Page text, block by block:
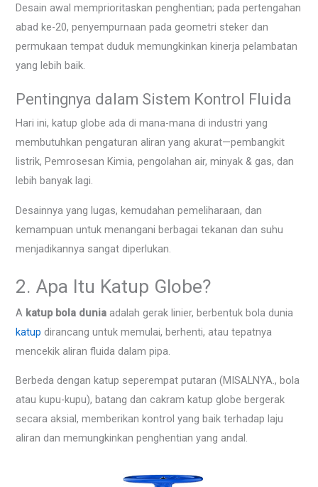
Desain awal memprioritaskan penghentian; pada pertengahan
abad ke-20, penyempurnaan pada geometri steker dan
permukaan tempat duduk memungkinkan kinerja pelambatan
yang lebih baik.
Pentingnya dalam Sistem Kontrol Fluida
Hari ini, katup globe ada di mana-mana di industri yang
membutuhkan pengaturan aliran yang akurat—pembangkit
listrik, Pemrosesan Kimia, pengolahan air, minyak & gas, dan
lebih banyak lagi.
Desainnya yang lugas, kemudahan pemeliharaan, dan
kemampuan untuk menangani berbagai tekanan dan suhu
menjadikannya sangat diperlukan.
2. Apa Itu Katup Globe?
A katup bola dunia adalah gerak linier, berbentuk bola dunia
katup dirancang untuk memulai, berhenti, atau tepatnya
mencekik aliran fluida dalam pipa.
Berbeda dengan katup seperempat putaran (MISALNYA., bola
atau kupu-kupu), batang dan cakram katup globe bergerak
secara aksial, memberikan kontrol yang baik terhadap laju
aliran dan memungkinkan penghentian yang andal.